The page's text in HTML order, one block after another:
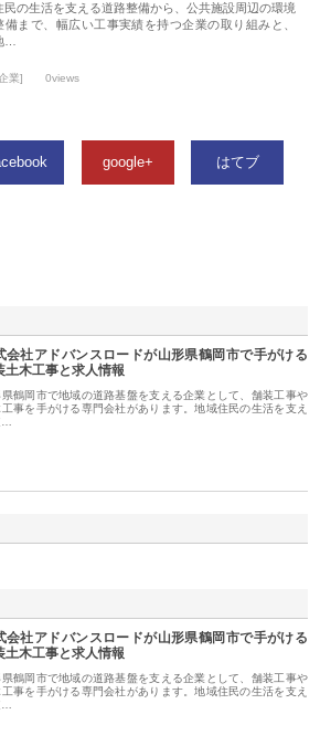
民の生活を支える道路整備から、公共施設周辺の環境
備まで、幅広い工事実績を持つ企業の取り組みと、
…
業] 0views
google+ はてブ
会社アドバンスロードが山形県鶴岡市で手がける
土木工事と求人情報
県鶴岡市で地域の道路基盤を支える企業として、舗装工事や
工事を手がける専門会社があります。地域住民の生活を支え
会社アドバンスロードが山形県鶴岡市で手がける
土木工事と求人情報
県鶴岡市で地域の道路基盤を支える企業として、舗装工事や
工事を手がける専門会社があります。地域住民の生活を支え